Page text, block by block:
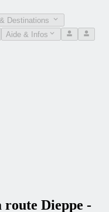
Destinations
Aide & Infos
route Dieppe -